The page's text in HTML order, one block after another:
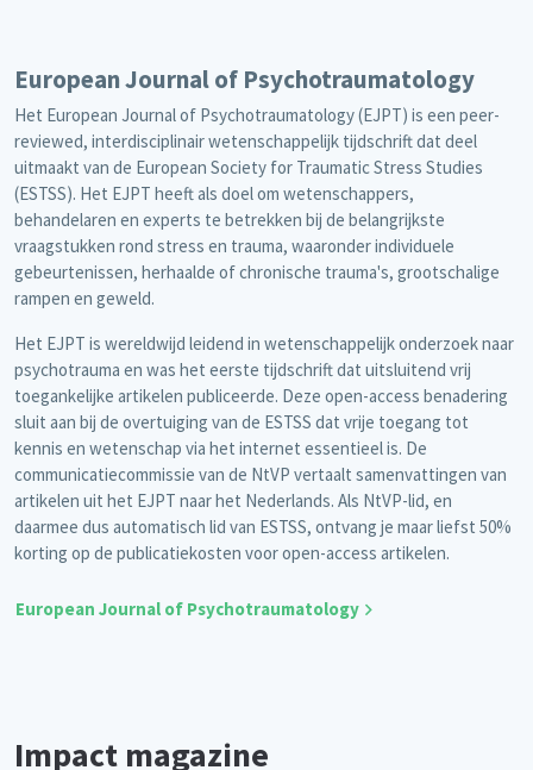
European Journal of Psychotraumatology
Het European Journal of Psychotraumatology (EJPT) is een peer-
reviewed, interdisciplinair wetenschappelijk tijdschrift dat deel
uitmaakt van de European Society for Traumatic Stress Studies
(ESTSS). Het EJPT heeft als doel om wetenschappers,
behandelaren en experts te betrekken bij de belangrijkste
vraagstukken rond stress en trauma, waaronder individuele
gebeurtenissen, herhaalde of chronische trauma's, grootschalige
rampen en geweld.
Het EJPT is wereldwijd leidend in wetenschappelijk onderzoek naar
psychotrauma en was het eerste tijdschrift dat uitsluitend vrij
toegankelijke artikelen publiceerde. Deze open-access benadering
sluit aan bij de overtuiging van de ESTSS dat vrije toegang tot
kennis en wetenschap via het internet essentieel is. De
communicatiecommissie van de NtVP vertaalt samenvattingen van
artikelen uit het EJPT naar het Nederlands. Als NtVP-lid, en
daarmee dus automatisch lid van ESTSS, ontvang je maar liefst 50%
korting op de publicatiekosten voor open-access artikelen.
European Journal of Psychotraumatology
Impact magazine